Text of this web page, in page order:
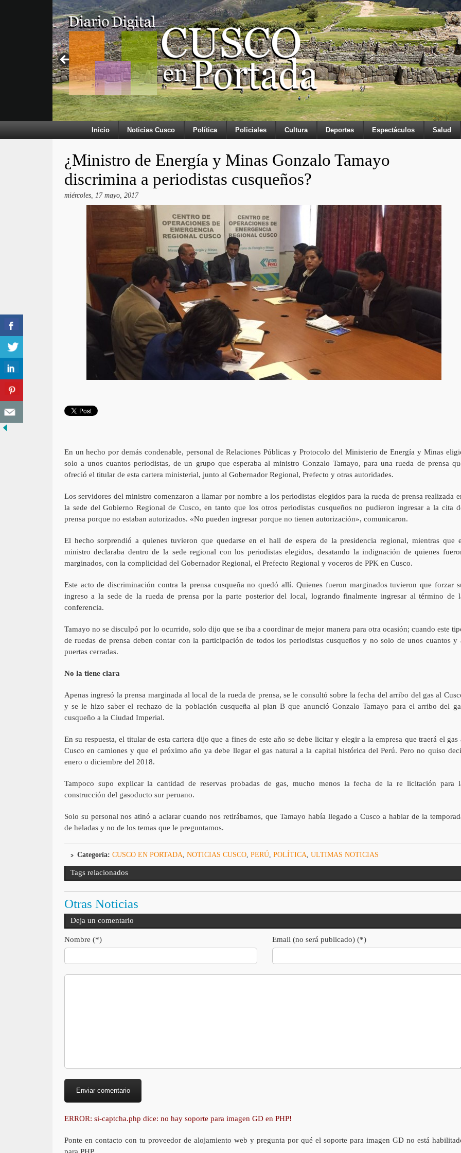
Inicio Noticias Cusco Política Policiales Cultura Deportes Espectáculos Salud
¿Ministro de Energía y Minas Gonzalo Tamayo
discrimina a periodistas cusqueños?
miércoles, 17 mayo, 2017
En un hecho por demás condenable, personal de Relaciones Públicas y Protocolo del Ministerio de Energía y Minas
solo a unos cuantos periodistas, de un grupo que esperaba al ministro Gonzalo Tamayo, para una rueda de prensa
ofreció el titular de esta cartera ministerial, junto al Gobernador Regional, Prefecto y otras autoridades.
Los servidores del ministro comenzaron a llamar por nombre a los periodistas elegidos para la rueda de prensa realizada
la sede del Gobierno Regional de Cusco, en tanto que los otros periodistas cusqueños no pudieron ingresar a la cita
prensa porque no estaban autorizados. «No pueden ingresar porque no tienen autorización», comunicaron.
El hecho sorprendió a quienes tuvieron que quedarse en el hall de espera de la presidencia regional, mientras que
ministro declaraba dentro de la sede regional con los periodistas elegidos, desatando la indignación de quienes
marginados, con la complicidad del Gobernador Regional, el Prefecto Regional y voceros de PPK en Cusco.
Este acto de discriminación contra la prensa cusqueña no quedó allí. Quienes fueron marginados tuvieron que forzar
ingreso a la sede de la rueda de prensa por la parte posterior del local, logrando finalmente ingresar al término de
conferencia.
Tamayo no se disculpó por lo ocurrido, solo dijo que se iba a coordinar de mejor manera para otra ocasión; cuando este
de ruedas de prensa deben contar con la participación de todos los periodistas cusqueños y no solo de unos cuantos y
puertas cerradas.
No la tiene clara
Apenas ingresó la prensa marginada al local de la rueda de prensa, se le consultó sobre la fecha del arribo del gas al
y se le hizo saber el rechazo de la población cusqueña al plan B que anunció Gonzalo Tamayo para el arribo del
cusqueño a la Ciudad Imperial.
En su respuesta, el titular de esta cartera dijo que a fines de este año se debe licitar y elegir a la empresa que traerá el gas
Cusco en camiones y que el próximo año ya debe llegar el gas natural a la capital histórica del Perú. Pero no quiso
enero o diciembre del 2018.
Tampoco supo explicar la cantidad de reservas probadas de gas, mucho menos la fecha de la re licitación para
construcción del gasoducto sur peruano.
Solo su personal nos atinó a aclarar cuando nos retirábamos, que Tamayo había llegado a Cusco a hablar de la
de heladas y no de los temas que le preguntamos.
Categoría: CUSCO EN PORTADA NOTICIAS CUSCO, PERÚ, POLÍTICA ULTIMAS NOTICIAS
Tags relacionados
Otras Noticias
Deja un comentario
Nombre (*) Email (no será publicado) (*)
ERROR: si-captcha.php dice: no hay soporte para imagen GD en PHP!
Ponte en contacto con tu proveedor de alojamiento web y pregunta por qué el soporte para imagen GD no está